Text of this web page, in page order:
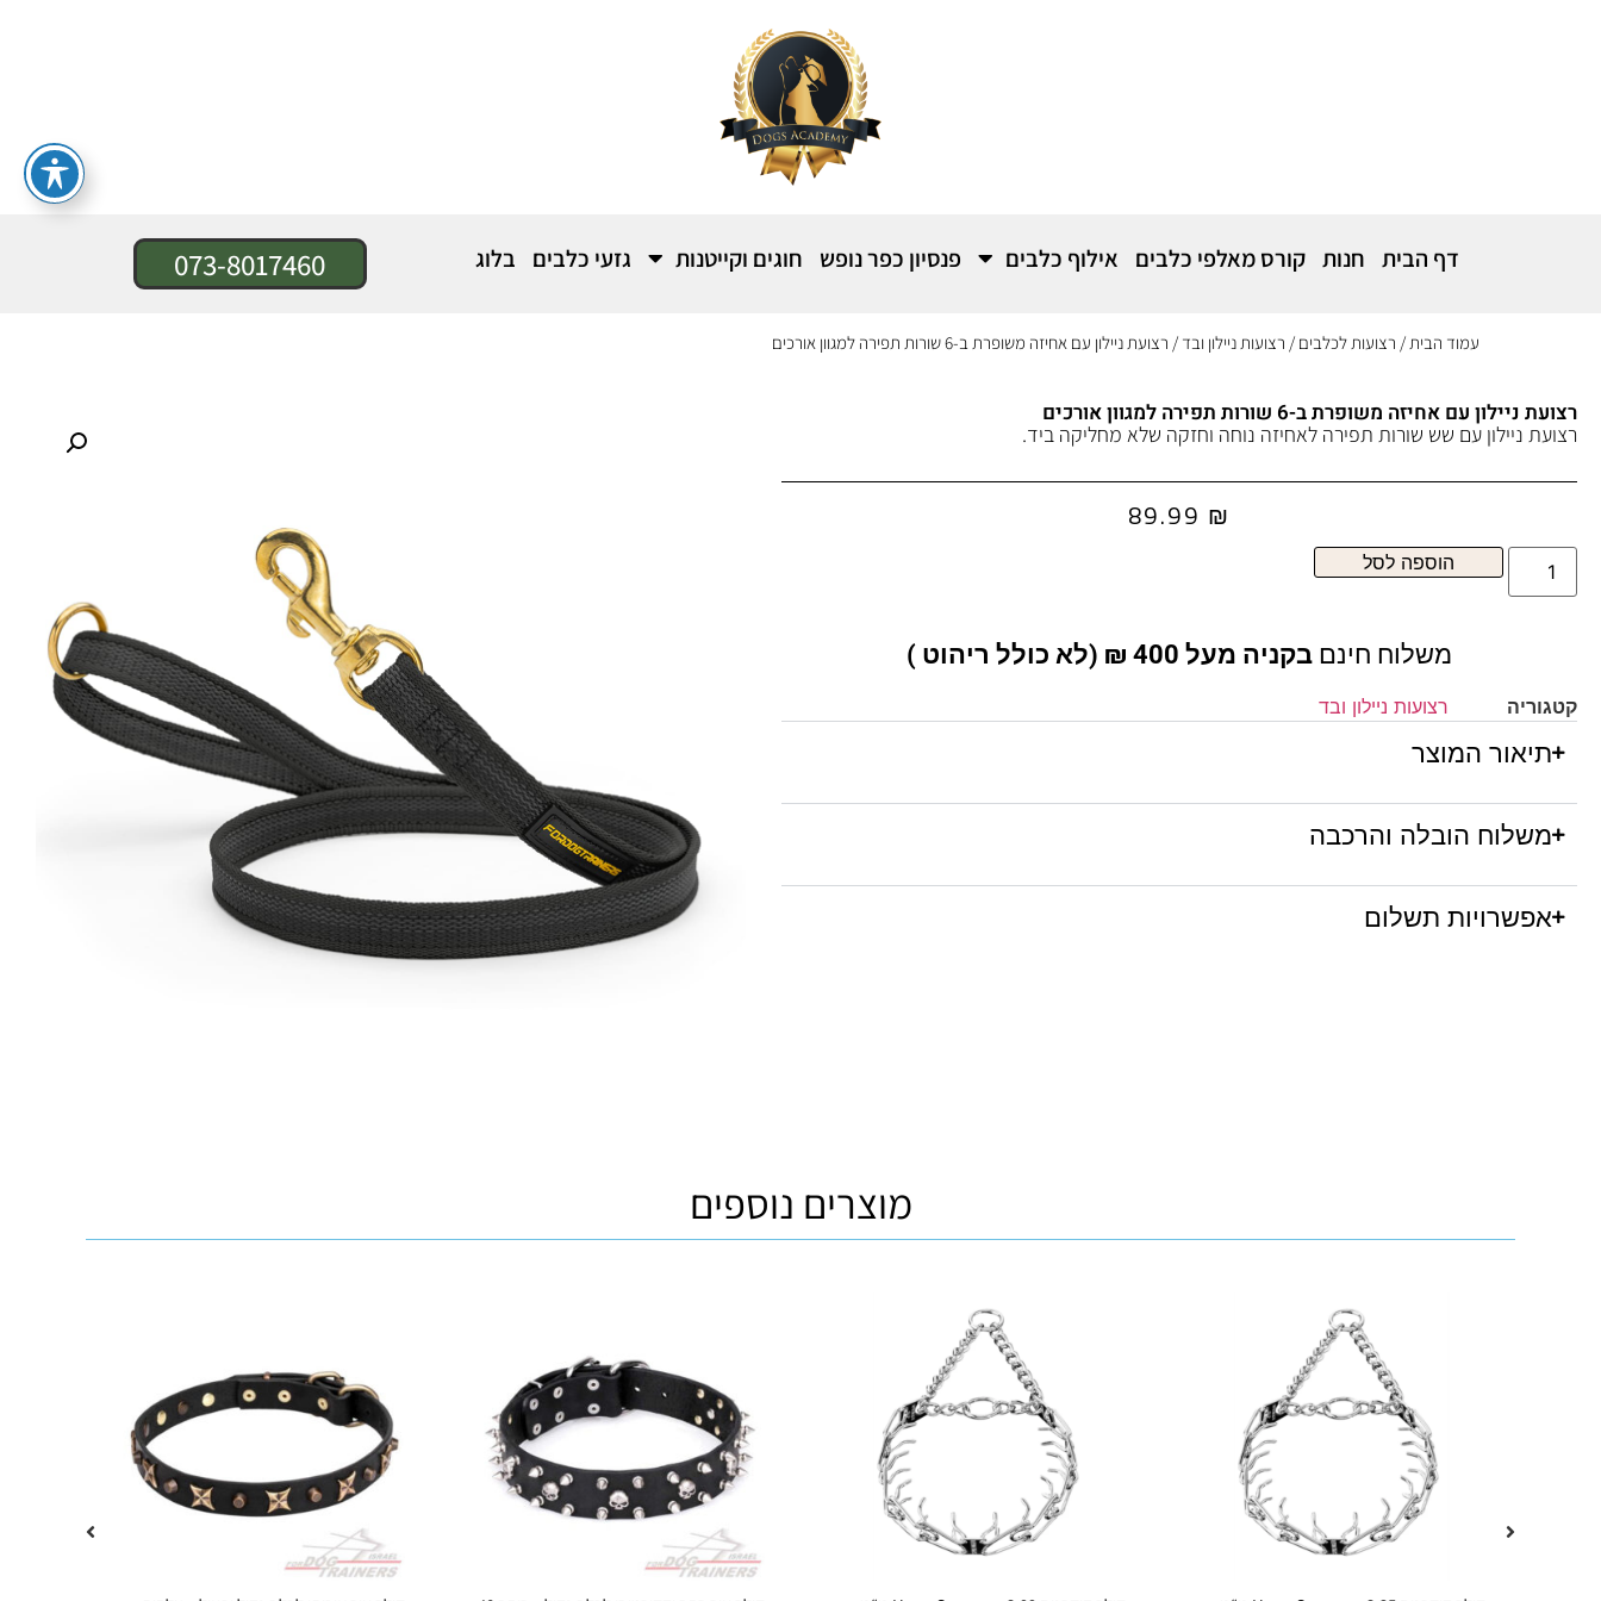
דף הבית חנות קורס מאלפי כלבים אילוף כלבים פנסיון כפר נופש חוגים וקייטנות גזעי כלבים בלוג 073-8017460
עמוד הבית / רצועות לכלבים / רצועות ניילון ובד / רצועת ניילון עם אחיזה משופרת ב-6 שורות תפירה למגוון אורכים
רצועת ניילון עם אחיזה משופרת ב-6 שורות תפירה למגוון אורכים
רצועת ניילון עם שש שורות תפירה לאחיזה נוחה וחזקה שלא מחליקה ביד.
89.99 ₪
הוספה לסל
משלוח חינם בקניה מעל 400 ₪ (לא כולל ריהוט )
קטגוריה רצועות ניילון ובד
תיאור המוצר
משלוח הובלה והרכבה
אפשרויות תשלום
מוצרים נוספים